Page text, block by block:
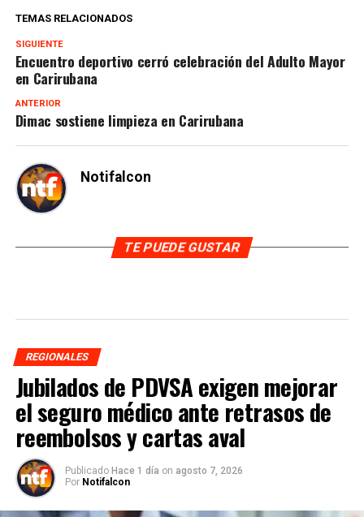
TEMAS RELACIONADOS
SIGUIENTE
Encuentro deportivo cerró celebración del Adulto Mayor
en Carirubana
ANTERIOR
Dimac sostiene limpieza en Carirubana
Notifalcon
TE PUEDE GUSTAR
REGIONALES
Jubilados de PDVSA exigen mejorar
el seguro médico ante retrasos de
reembolsos y cartas aval
Publicado Hace 1 día on agosto 7, 2026
Por Notifalcon